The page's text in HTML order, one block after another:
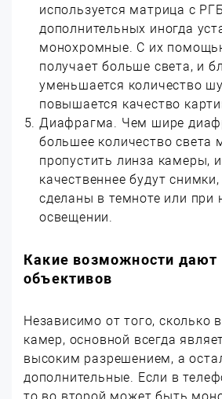
используется матрица с
дополнительных иногда
монохромные. С их
получает больше света, и
уменьшается количество
повышается качество
Диафрагма. Чем шире
большее количество света
пропустить линза камеры,
качественнее будут
сделаны в темноте или при
освещении.
Какие возможности дают
объективов
Независимо от того, сколько
камер, основной всегда
высоким разрешением, а
дополнительные. Если в